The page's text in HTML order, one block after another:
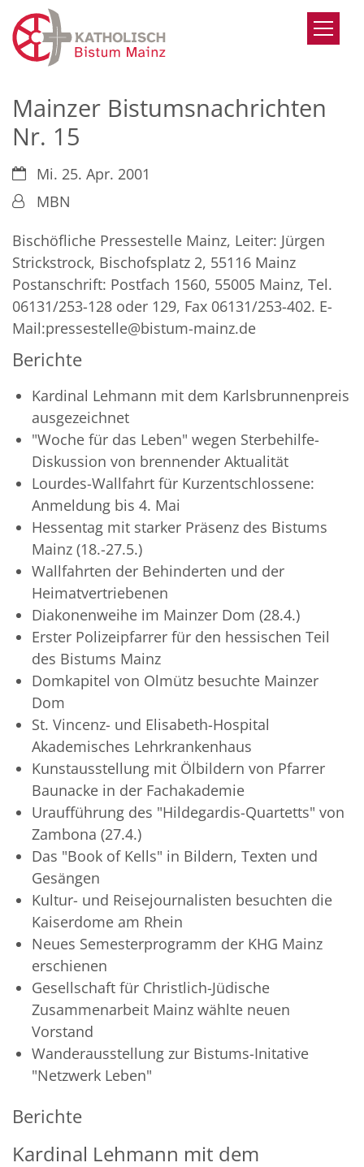
Zum Inhalt springen
Mainzer Bistumsnachrichten
Nr. 15
Datum:Mi. 25. Apr. 2001
Von:MBN
Bischöfliche Pressestelle Mainz, Leiter: Jürgen
Strickstrock, Bischofsplatz 2, 55116 Mainz
Postanschrift: Postfach 1560, 55005 Mainz, Tel.
06131/253-128 oder 129, Fax 06131/253-402. E-
Mail:pressestelle@bistum-mainz.de
Berichte
Kardinal Lehmann mit dem Karlsbrunnenpreis
ausgezeichnet
"Woche für das Leben" wegen Sterbehilfe-
Diskussion von brennender Aktualität
Lourdes-Wallfahrt für Kurzentschlossene:
Anmeldung bis 4. Mai
Hessentag mit starker Präsenz des Bistums
Mainz (18.-27.5.)
Wallfahrten der Behinderten und der
Heimatvertriebenen
Diakonenweihe im Mainzer Dom (28.4.)
Erster Polizeipfarrer für den hessischen Teil
des Bistums Mainz
Domkapitel von Olmütz besuchte Mainzer
Dom
St. Vincenz- und Elisabeth-Hospital
Akademisches Lehrkrankenhaus
Kunstausstellung mit Ölbildern von Pfarrer
Baunacke in der Fachakademie
Uraufführung des "Hildegardis-Quartetts" von
Zambona (27.4.)
Das "Book of Kells" in Bildern, Texten und
Gesängen
Kultur- und Reisejournalisten besuchten die
Kaiserdome am Rhein
Neues Semesterprogramm der KHG Mainz
erschienen
Gesellschaft für Christlich-Jüdische
Zusammenarbeit Mainz wählte neuen
Vorstand
Wanderausstellung zur Bistums-Initative
"Netzwerk Leben"
Berichte
Kardinal Lehmann mit dem